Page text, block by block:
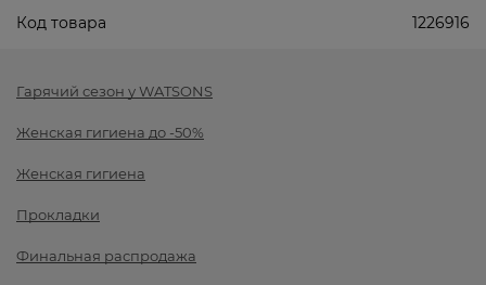
Код товара 1226916
Гарячий сезон у WATSONS
Женская гигиена до -50%
Женская гигиена
Прокладки
Финальная распродажа